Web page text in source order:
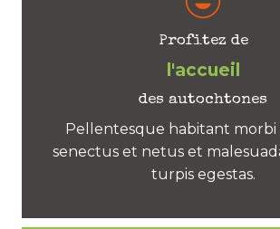
Profitez de
l'accueil
des autochtones
Pellentesque habitant
senectus et netus et
turpis egestas.